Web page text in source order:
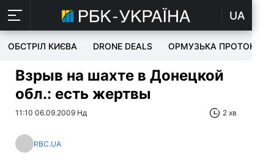
UA
ОБСТРІЛ КИЄВА DRONE DEALS ОРМУЗЬКА ПРОТОКА
Взрыв на шахте в Донецкой
обл.: есть жертвы
11:10 06.09.2009 Нд 2 хв
RBC.UA